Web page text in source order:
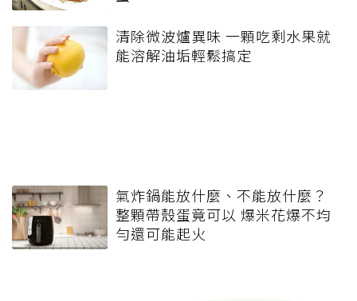
清除微波爐異味 一顆吃剩水果就
能溶解油垢輕鬆搞定
氣炸鍋能放什麼、不能放什麼？
整顆帶殼蛋竟可以 爆米花爆不均
勻還可能起火